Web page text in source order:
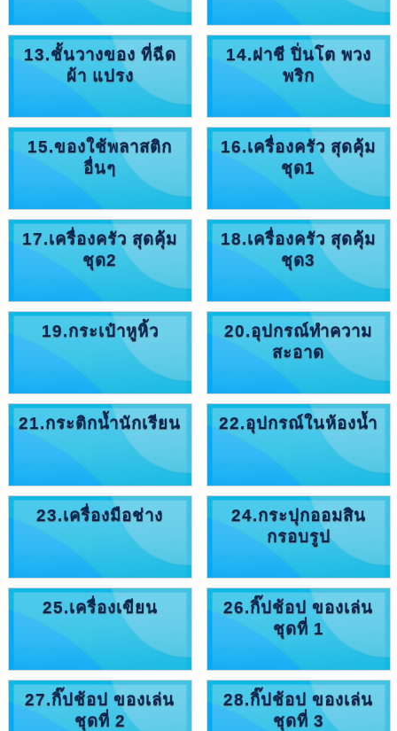
13.ชั้นวางของ ที่ฉีด
ผ้า แปรง
14.ฝาชี ปิ่นโต พวง
พริก
15.ของใช้พลาสติก
อื่นๆ
16.เครื่องครัว สุดคุ้ม
ชุด1
17.เครื่องครัว สุดคุ้ม
ชุด2
18.เครื่องครัว สุดคุ้ม
ชุด3
19.กระเป๋าหูหิ้ว
20.อุปกรณ์ทำความ
สะอาด
21.กระติกน้ำนักเรียน 22.อุปกรณ์ในห้องน้ำ
23.เครื่องมือช่าง
24.กระปุกออมสิน
กรอบรูป
25.เครื่องเขียน
26.กิ๊ปช้อป ของเล่น
ชุดที่ 1
27.กิ๊ปช้อป ของเล่น
ชุดที่ 2
28.กิ๊ปช้อป ของเล่น
ชุดที่ 3